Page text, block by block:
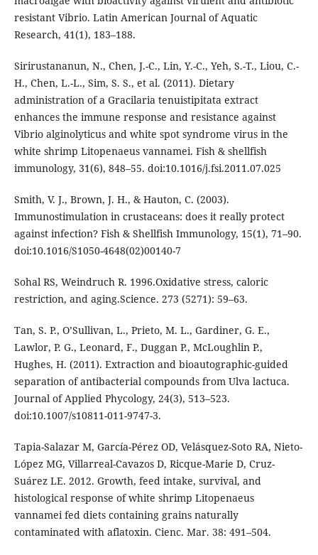
resistant Vibrio. Latin American Journal of Aquatic
Research, 41(1), 183–188.
Sirirustananun, N., Chen, J.-C., Lin, Y.-C., Yeh, S.-T., Liou, C.-
H., Chen, L.-L., Sim, S. S., et al. (2011). Dietary
administration of a Gracilaria tenuistipitata extract
enhances the immune response and resistance against
Vibrio alginolyticus and white spot syndrome virus in the
white shrimp Litopenaeus vannamei. Fish & shellfish
immunology, 31(6), 848–55. doi:10.1016/j.fsi.2011.07.025
Smith, V. J., Brown, J. H., & Hauton, C. (2003).
Immunostimulation in crustaceans: does it really protect
against infection? Fish & Shellfish Immunology, 15(1), 71–90.
doi:10.1016/S1050-4648(02)00140-7
Sohal RS, Weindruch R. 1996.Oxidative stress, caloric
restriction, and aging.Science. 273 (5271): 59–63.
Tan, S. P., O’Sullivan, L., Prieto, M. L., Gardiner, G. E.,
Lawlor, P. G., Leonard, F., Duggan P., McLoughlin P.,
Hughes, H. (2011). Extraction and bioautographic-guided
separation of antibacterial compounds from Ulva lactuca.
Journal of Applied Phycology, 24(3), 513–523.
doi:10.1007/s10811-011-9747-3.
Tapia-Salazar M, García-Pérez OD, Velásquez-Soto RA, Nieto-
López MG, Villarreal-Cavazos D, Ricque-Marie D, Cruz-
Suárez LE. 2012. Growth, feed intake, survival, and
histological response of white shrimp Litopenaeus
vannamei fed diets containing grains naturally
contaminated with aflatoxin. Cienc. Mar. 38: 491–504.